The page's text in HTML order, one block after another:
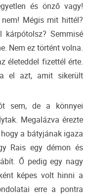
és önző vagy!
Mégis mit hittél?
Semmisé
Nem ez történt volna.
életeddel fizettél érte.
el azt, amit sikerült
sem, de a könnyei
Megalázva érezte
a bátyjának igaza
Rais egy démon és
Ő pedig egy nagy
képes volt hinni a
erre a pontra